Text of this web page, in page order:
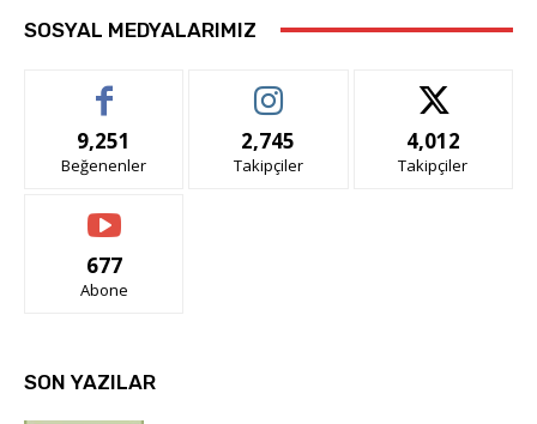
SOSYAL MEDYALARIMIZ
9,251
Beğenenler
2,745
Takipçiler
4,012
Takipçiler
677
Abone
SON YAZILAR